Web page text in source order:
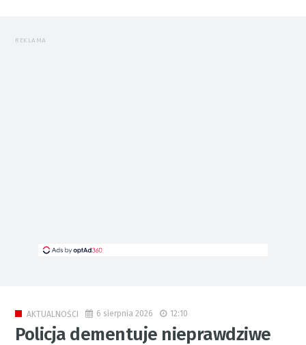
REKLAMA
AKTUALNOŚCI 6 sierpnia 2026 12:10
Policja dementuje nieprawdziwe